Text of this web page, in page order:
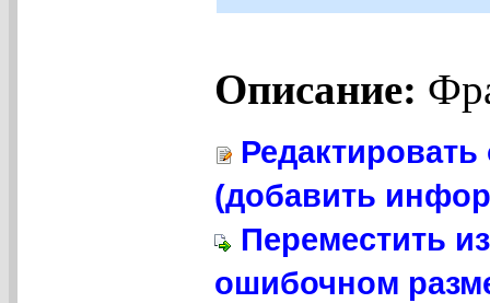
Описание:
(добавить
Переместить
ошибочном